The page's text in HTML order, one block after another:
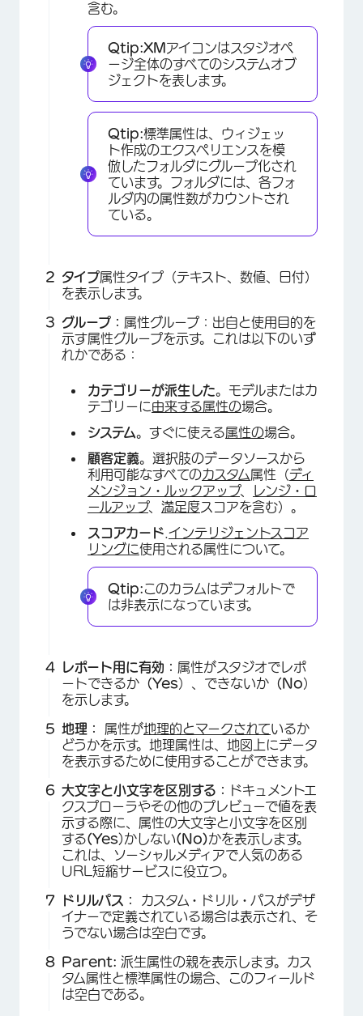
×
含む。
Qtip:XM アイコンはスタジオペ
ージ全体のすべてのシステムオブ
ジェクトを表します。
Qtip:標準属性は、ウィジェッ
ト作成のエクスペリエンスを模
倣したフォルダにグループ化され
ています。フォルダには、各フォ
ルダ内の属性数がカウントされ
ている。
タイプ属性タイプ（テキスト、数値、日付）
を表示します。
グループ： 属性グループ：出自と使用目的を
示す属性グループを示す。これは以下のいず
れかである：
カテゴリーが派生した。モデルまたはカ
テゴリーに由来する属性の場合。
システム。すぐに使える属性の場合。
顧客定義。選択肢のデータソースから
利用可能なすべてのカスタム属性（ディ
メンジョン・ルックアップ、
レンジ・ロ
ールアップ、 満足度スコアを含む）。
スコアカード インテリジェントスコア
リングに使用される属性について。
Qtip:このカラムはデフォルトで
は非表示になっています。
レポート用に有効： 属性がスタジオでレポ
ートできるか （Yes）、できないか （No）
を示します。
地理： 属性が地理的とマークされているか
どうかを示す。地理属性は、地図上にデータ
を表示するために使用することができます。
大文字と小文字を区別する：
ドキュメントエ
クスプローラやその他のプレビューで値を表
示する際に、属性の大文字と小文字を区別
する(Yes)かしない(No)かを表示します。
これは、ソーシャルメディアで人気のある
URL短縮サービスに役立つ。
ドリルパス： カスタム・ドリル・パスがデザ
イナーで定義されている場合は表示され、そ
うでない場合は空白です。
Parent: 派生属性の親を表示します。カス
タム属性と標準属性の場合、このフィールド
は空白である。